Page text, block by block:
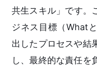
共生スキル」です。
ジネス目標（What
出したプロセスや結
し、最終的な責任を